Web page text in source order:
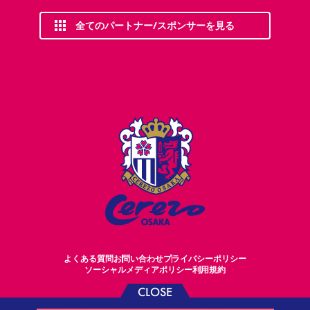
CLOSE
全てのパートナー/スポンサーを見る
よくある質問お問い合わせプライバシーポリシー
ソーシャルメディアポリシー利用規約